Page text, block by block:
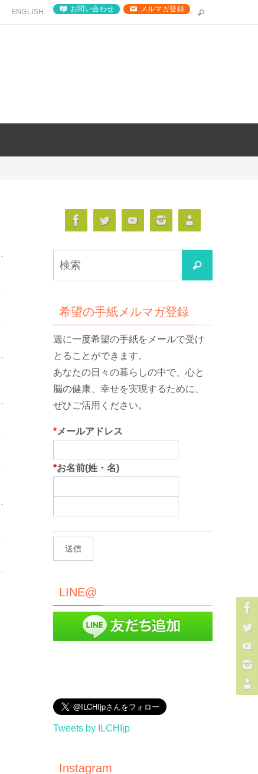
ENGLISH お問い合わせ メルマガ登録
検
索
希望の手紙メルマガ登録
週に一度希望の手紙をメールで受け
とることができます。
あなたの日々の暮らしの中で、心と
脳の健康、幸せを実現するために、
ぜひご活用ください。
*メールアドレス
*お名前(姓・名)
LINE@
Tweets by ILCHIjp
Instagram